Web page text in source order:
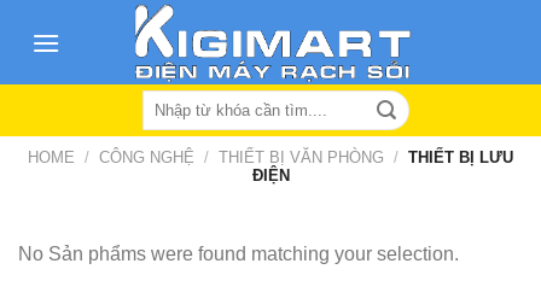
Search
HOME / CÔNG NGHỆ / THIẾT BỊ VĂN PHÒNG / THIẾT BỊ LƯU
ĐIỆN
No Sản phẩms were found matching your selection.